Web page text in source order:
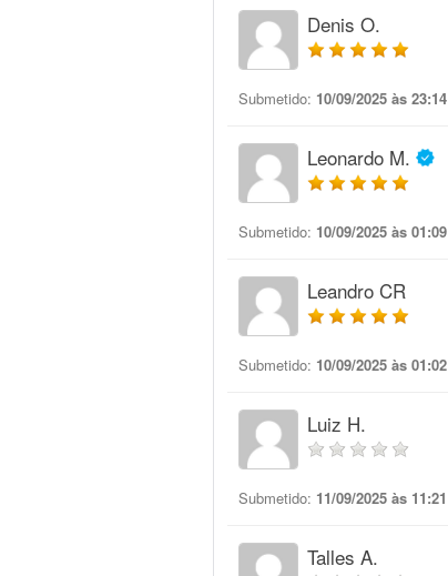
Denis O.
Submetido: 10/09/2025 às 23:14
Leonardo M.
Submetido: 10/09/2025 às 01:09
Leandro CR
Submetido: 10/09/2025 às 01:02
Luiz H.
Submetido: 11/09/2025 às 11:21
Talles A.